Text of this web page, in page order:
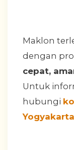
Maklon
dengan
cepat,
Untuk
hubungi
Yogyakarta